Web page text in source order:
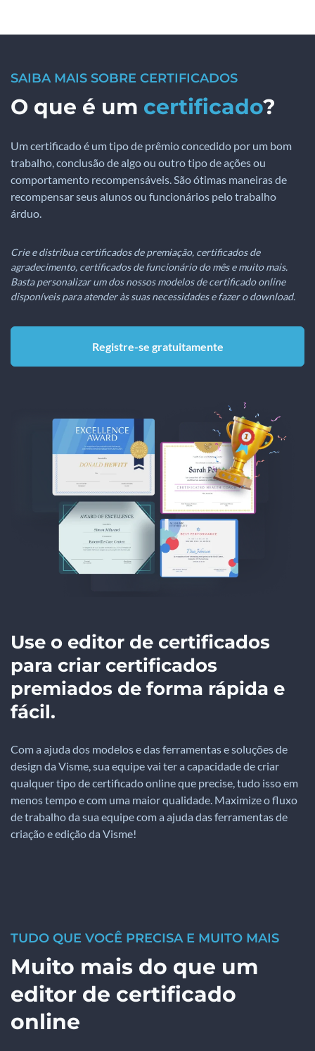
SAIBA MAIS SOBRE CERTIFICADOS
O que é um certificado?
Um certificado é um tipo de prêmio concedido por um bom
trabalho, conclusão de algo ou outro tipo de ações ou
comportamento recompensáveis. São ótimas maneiras de
recompensar seus alunos ou funcionários pelo trabalho
árduo.
Crie e distribua certificados de premiação, certificados de
agradecimento, certificados de funcionário do mês e muito mais.
Basta personalizar um dos nossos modelos de certificado online
disponíveis para atender às suas necessidades e fazer o download.
Registre-se gratuitamente
Use o editor de certificados
para criar certificados
premiados de forma rápida e
fácil.
Com a ajuda dos modelos e das ferramentas e soluções de
design da Visme, sua equipe vai ter a capacidade de criar
qualquer tipo de certificado online que precise, tudo isso em
menos tempo e com uma maior qualidade. Maximize o fluxo
de trabalho da sua equipe com a ajuda das ferramentas de
criação e edição da Visme!
TUDO QUE VOCÊ PRECISA E MUITO MAIS
Muito mais do que um
editor de certificado
online